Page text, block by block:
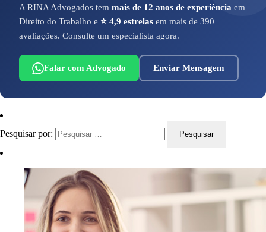
A RINA Advogados tem mais de 12 anos de experiência em
Direito do Trabalho e ⭐ 4,9 estrelas em mais de 390
avaliações. Consulte um especialista agora.
Falar com Advogado Enviar Mensagem
Pesquisar por: